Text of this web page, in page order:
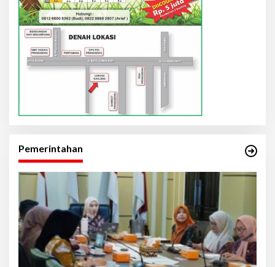
Pemerintahan